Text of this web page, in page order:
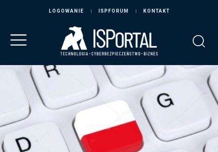
LOGOWANIE ISPFORUM KONTAKT